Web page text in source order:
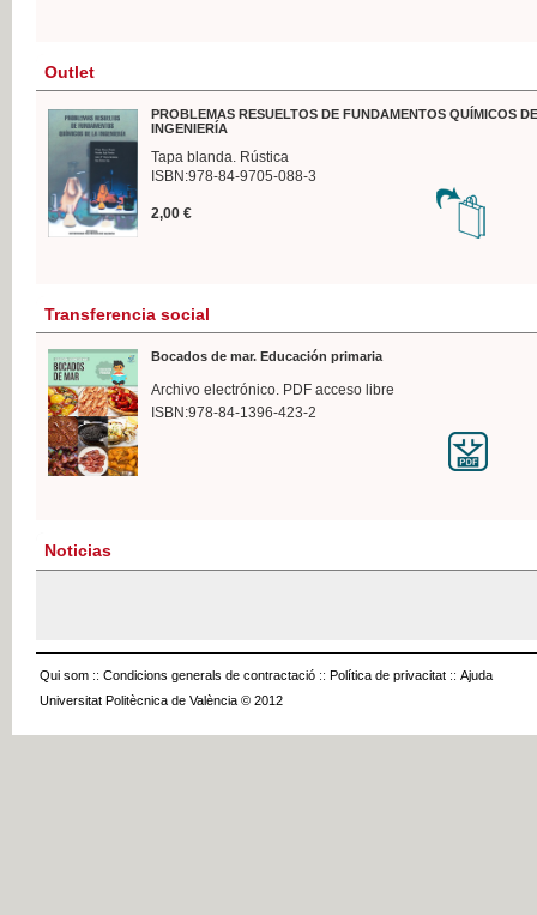
Outlet
PROBLEMAS RESUELTOS DE FUNDAMENTOS QUÍMICOS
INGENIERÍA
Tapa blanda. Rústica
ISBN:978-84-9705-088-3
2,00 €
Transferencia social
Bocados de mar. Educación primaria
Archivo electrónico. PDF acceso libre
ISBN:978-84-1396-423-2
Noticias
Qui som :: Condicions generals de contractació :: Política de privacitat :: Ajuda
Universitat Politècnica de València © 2012